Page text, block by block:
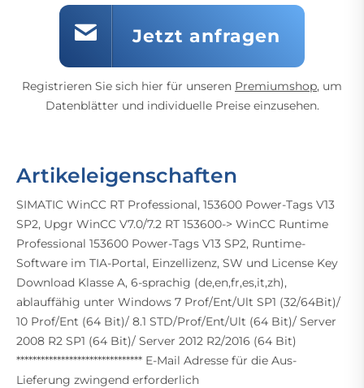
Jetzt anfragen
Registrieren Sie sich hier für unseren Premiumshop, um
Datenblätter und individuelle Preise einzusehen.
Artikeleigenschaften
SIMATIC WinCC RT Professional, 153600 Power-Tags V13
SP2, Upgr WinCC V7.0/7.2 RT 153600-> WinCC Runtime
Professional 153600 Power-Tags V13 SP2, Runtime-
Software im TIA-Portal, Einzellizenz, SW und License Key
Download Klasse A, 6-sprachig (de,en,fr,es,it,zh),
ablauffähig unter Windows 7 Prof/Ent/Ult SP1 (32/64Bit)/
10 Prof/Ent (64 Bit)/ 8.1 STD/Prof/Ent/Ult (64 Bit)/ Server
2008 R2 SP1 (64 Bit)/ Server 2012 R2/2016 (64 Bit)
******************************* E-Mail Adresse für die Aus-
Lieferung zwingend erforderlich